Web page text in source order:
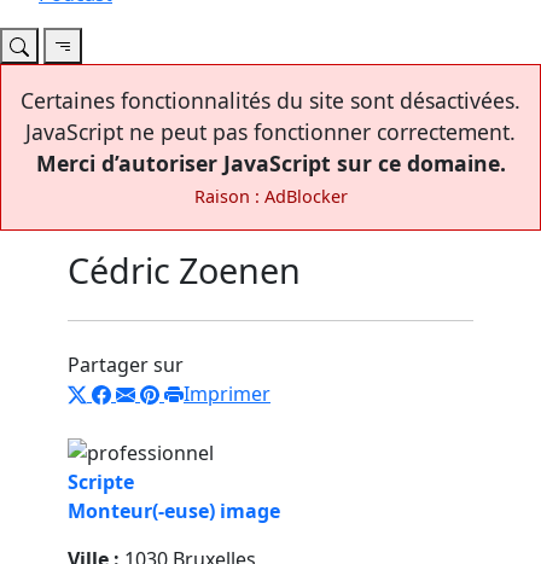
Certaines fonctionnalités du site sont désactivées.
JavaScript ne peut pas fonctionner correctement.
Merci d’autoriser JavaScript sur ce domaine.
Raison : AdBlocker
Cédric Zoenen
Partager sur
Imprimer
Scripte
Monteur(-euse) image